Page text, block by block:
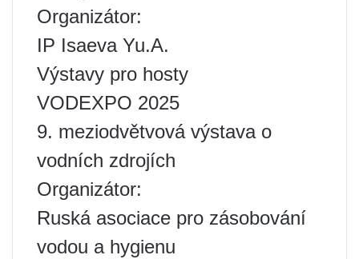
Organizátor:
IP Isaeva Yu.A.
Výstavy pro hosty
VODEXPO 2025
9. meziodvětvová výstava o
vodních zdrojích
Organizátor:
Ruská asociace pro zásobování
vodou a hygienu